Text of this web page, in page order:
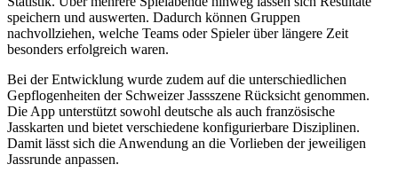
speichern und auswerten. Dadurch können Gruppen
nachvollziehen, welche Teams oder Spieler über längere Zeit
besonders erfolgreich waren.
Bei der Entwicklung wurde zudem auf die unterschiedlichen
Gepflogenheiten der Schweizer Jassszene Rücksicht genommen.
Die App unterstützt sowohl deutsche als auch französische
Jasskarten und bietet verschiedene konfigurierbare Disziplinen.
Damit lässt sich die Anwendung an die Vorlieben der jeweiligen
Jassrunde anpassen.